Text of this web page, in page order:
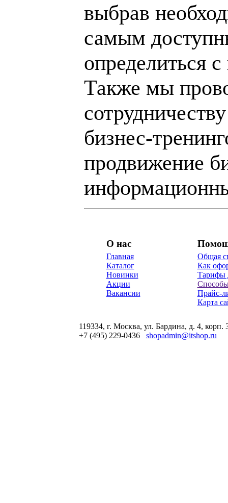
выбрав
самым
определиться
Также мы
бизнес-
продвижение
О нас
Главная
Каталог
Новинки
Акции
Вакансии
Общая
Как
Тарифы
Прайс-
Карта
119334, г. Москва, ул. Бардина, д. 4, корп.
+7 (495) 229-0436 shopadmin@itshop.ru